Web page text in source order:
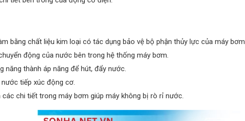
bằng chất liệu kim loại có tác dụng bảo vệ bộ phận thủy lực của máy bơm.
động của nước bên trong hệ thống máy bơm.
năng thành áp năng để hút, đẩy nước.
tiếp xúc động cơ.
chi tiết trong máy bơm giúp máy không bị rò rỉ nước.